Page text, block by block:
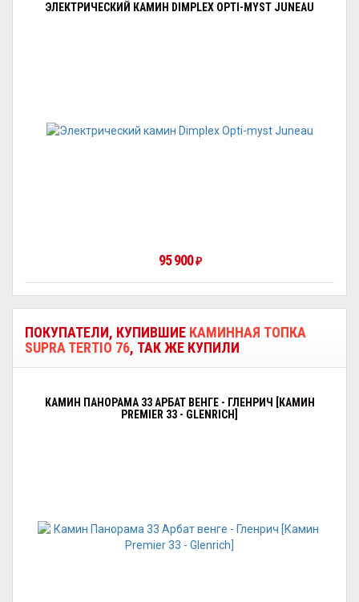
ЭЛЕКТРИЧЕСКИЙ КАМИН DIMPLEX OPTI-MYST JUNEAU
95 900₽
ПОКУПАТЕЛИ, КУПИВШИЕ КАМИННАЯ ТОПКА
SUPRA TERTIO 76, ТАК ЖЕ КУПИЛИ
КАМИН ПАНОРАМА 33 АРБАТ ВЕНГЕ - ГЛЕНРИЧ [КАМИН
PREMIER 33 - GLENRICH]